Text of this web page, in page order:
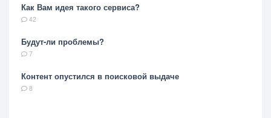
Как Вам идея такого сервиса?
42
Будут-ли проблемы?
7
Контент опустился в поисковой выдаче
8